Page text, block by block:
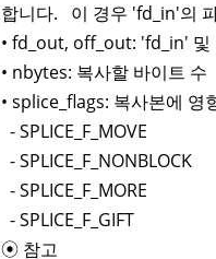
합니다. 이 경우 'fd_in'의
• fd_out, off_out: 'fd_in' 및
• nbytes: 복사할 바이트 수
• splice_flags: 복사본에
- SPLICE_F_MOVE
- SPLICE_F_NONBLOCK
- SPLICE_F_MORE
- SPLICE_F_GIFT
⦿ 참고